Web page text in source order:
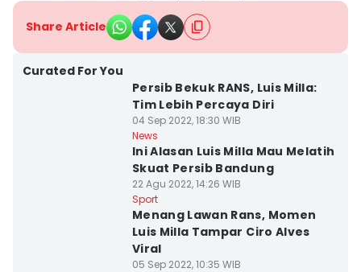
Share Article
Curated For You
Persib Bekuk RANS, Luis Milla:
Tim Lebih Percaya Diri
04 Sep 2022, 18:30 WIB
News
Ini Alasan Luis Milla Mau Melatih
Skuat Persib Bandung
22 Agu 2022, 14:26 WIB
Sport
Menang Lawan Rans, Momen
Luis Milla Tampar Ciro Alves
Viral
05 Sep 2022, 10:35 WIB